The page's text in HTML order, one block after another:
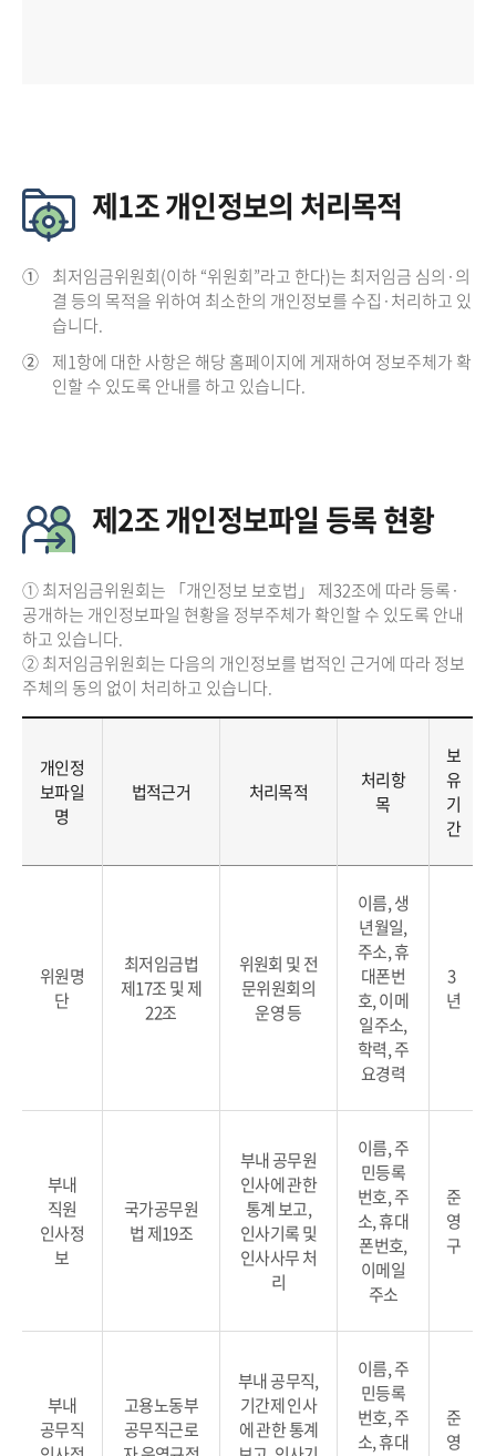
제1조 개인정보의 처리목적
① 최저임금위원회(이하 “위원회”라고 한다)는 최저임금 심의·의
결 등의 목적을 위하여 최소한의 개인정보를 수집·처리하고 있
습니다.
② 제1항에 대한 사항은 해당 홈페이지에 게재하여 정보주체가 확
인할 수 있도록 안내를 하고 있습니다.
제2조 개인정보파일 등록 현황
① 최저임금위원회는 「개인정보 보호법」 제32조에 따라 등록·
공개하는 개인정보파일 현황을 정부주체가 확인할 수 있도록 안내
하고 있습니다.
② 최저임금위원회는 다음의 개인정보를 법적인 근거에 따라 정보
주체의 동의 없이 처리하고 있습니다.
개인정
보파일
명
법적근거 처리목적
처리항
목
보
유
기
간
위원명
단
최저임금법
제17조 및 제
22조
위원회 및 전
문위원회의
운영 등
이름, 생
년월일,
주소, 휴
대폰번
호, 이메
일주소,
학력, 주
요경력
3
년
부내
직원
인사정
보
국가공무원
법 제19조
부내 공무원
인사에 관한
통계 보고,
인사기록 및
인사사무 처
리
이름, 주
민등록
번호, 주
소, 휴대
폰번호,
이메일
주소
준
영
구
부내
공무직
고용노동부
공무직근로
부내 공무직,
기간제 인사
에 관한 통계
이름, 주
민등록
번호, 주
소, 휴대
준
영